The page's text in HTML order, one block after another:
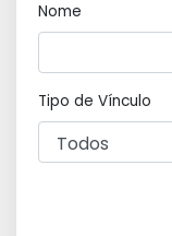
Nome
Tipo de Vínculo